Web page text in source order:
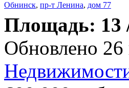
Обнинск, пр-т Ленина, дом 77
Площадь: 13
Обновлено